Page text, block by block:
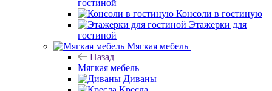
гостиной
Консоли в гостиную
Этажерки для
гостиной
Мягкая мебель
Назад
Мягкая мебель
Диваны